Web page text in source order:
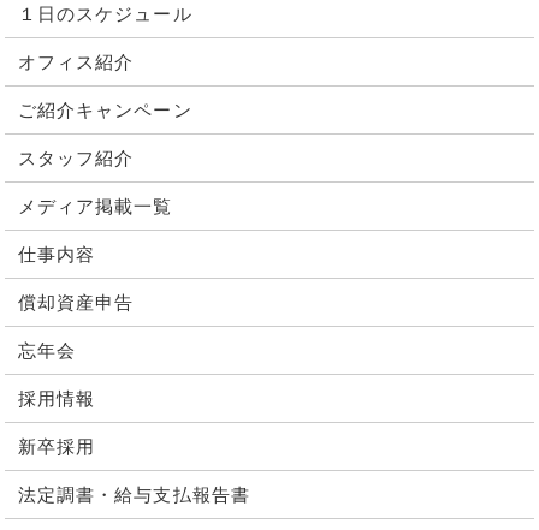
１日のスケジュール
オフィス紹介
ご紹介キャンペーン
スタッフ紹介
メディア掲載一覧
仕事内容
償却資産申告
忘年会
採用情報
新卒採用
法定調書・給与支払報告書